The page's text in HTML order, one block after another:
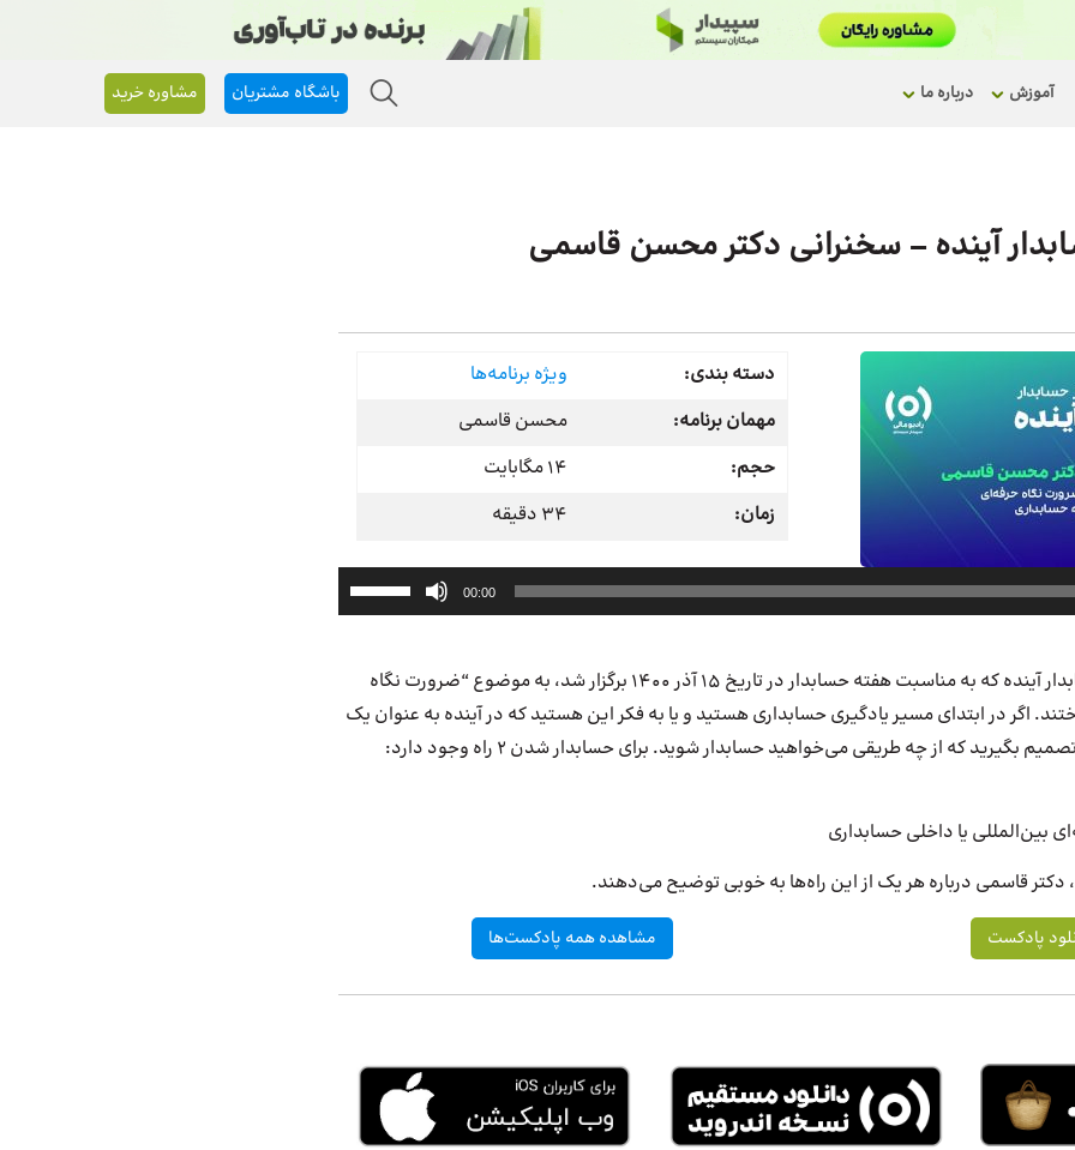
باشگاه مشتریان مشاوره خرید آموزش درباره ما
دسته بندی:
ویژه برنامه‌ها
مهمان برنامه:
محسن قاسمی
حجم:
14 مگابایت
زمان:
34 دقیقه
00:00
دکتر قاسمی در رویداد حسابدار آینده که به مناسبت هفته حسابدار در تاریخ ۱۵ آذر ۱۴۰۰ برگزار شد، به موضوع “ضرورت نگاه
اگر در ابتدای مسیر یادگیری حسابداری هستید و یا به فکر این هستید که در آینده به عنوان یک
بگیرید که از چه طریقی می‌خواهید حسابدار شوید. برای حسابدار شدن 2 راه وجود دارد:
بین‌المللی یا داخلی حسابداری
دکتر قاسمی درباره هر یک از این راه‌ها به خوبی توضیح می‌دهند.
پادکست مشاهده همه پادکست‌ها